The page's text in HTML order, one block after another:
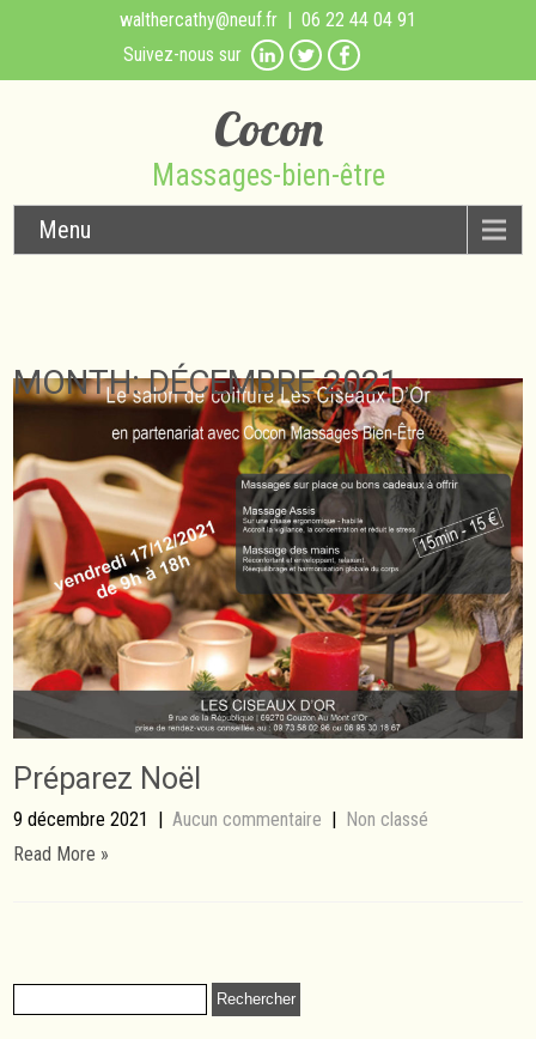
walthercathy@neuf.fr | 06 22 44 04 91
Suivez-nous sur
Cocon
Massages-bien-être
Menu
MONTH:DÉCEMBRE 2021
Préparez Noël
9 décembre 2021 |Aucun commentaire | Non classé
Read More »
Rechercher :